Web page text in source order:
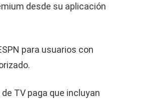
desde su aplicación
para usuarios con
TV paga que incluyan